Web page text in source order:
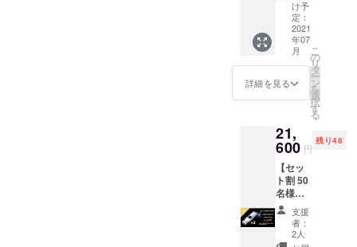
了承く
ださ
い。 ※
ご注文
状況、
使用部
材の供
上の都
合等に
より出
荷時期
が遅れ
る場合
があり
ます。
ます。
※デザイ
ン・仕
様は変
更にな
る可能
性もご
ださ
い。 ※
ご注文
状況、
使用部
材の供
給状
況、製
造工程
ch×2
USBtou
ch 2つ
［一般
販売予
定価格
12,000
円］の
35％OF
7,800円
の
USBtou
ch2つ ※
皆様の
応援購
入によ
り量産
効率が
け予
定：
2021
年07
月
詳細を見る
こ
の
リ
タ
ー
ン
を
選
択
す
る
21,
600 円
残り48
【セッ
ト割 50
名様限
定
40％OF
USBtou
支援
者：
2人